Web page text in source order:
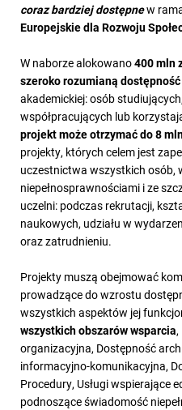
coraz bardziej dostępnew
Europejskie dla Rozwoju
W naborze alokowano400 mln
szeroko rozumianą
akademickiej: osób
współpracujących lub
projekt może otrzymać do 8
projekty, których celem jest
uczestnictwa wszystkich osób,
niepełnosprawnościami i ze
uczelni: podczas rekrutacji,
naukowych, udziału w
oraz zatrudnieniu.
Projekty muszą obejmować
prowadzące do wzrostu
wszystkich aspektów jej
wszystkich obszarów wsparcia
organizacyjna, Dostępność
informacyjno-komunikacyjna,
Procedury, Usługi wspierające
podnoszące świadomość